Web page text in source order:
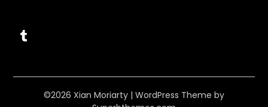
Tumblr
©2026 Xian Moriarty | WordPress Theme by